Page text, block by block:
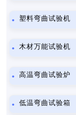
塑料弯曲试验机
木材万能试验机
高温弯曲试验炉
低温弯曲试验箱